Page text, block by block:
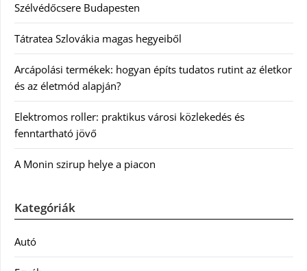
Szélvédőcsere Budapesten
Tátratea Szlovákia magas hegyeiből
Arcápolási termékek: hogyan építs tudatos rutint az életkor
és az életmód alapján?
Elektromos roller: praktikus városi közlekedés és
fenntartható jövő
A Monin szirup helye a piacon
Kategóriák
Autó